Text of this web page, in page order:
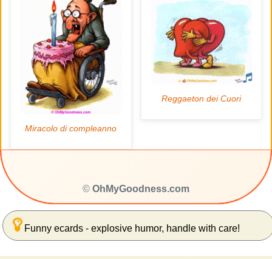
© OhMyGoodness.com
Funny ecards - explosive humor, handle with care!